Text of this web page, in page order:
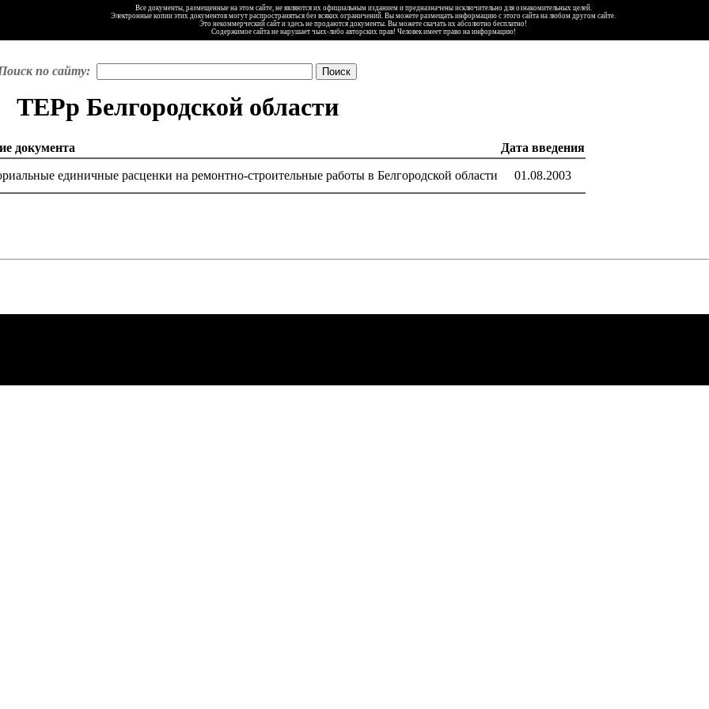
Все документы, размещенные на этом сайте, не являются их официальным изданием и предназначены исключительно для ознакомительных целей.
Электронные копии этих документов могут распространяться без всяких ограничений. Вы можете размещать информацию с этого сайта на любом другом сайте.
Это некоммерческий сайт и здесь не продаются документы. Вы можете скачать их абсолютно бесплатно!
Содержимое сайта не нарушает чьих-либо авторских прав! Человек имеет право на информацию!
по сайту:
ТЕРр Белгородской области
документа
Дата введения
единичные расценки на ремонтно-строительные работы в Белгородской области 01.08.2003